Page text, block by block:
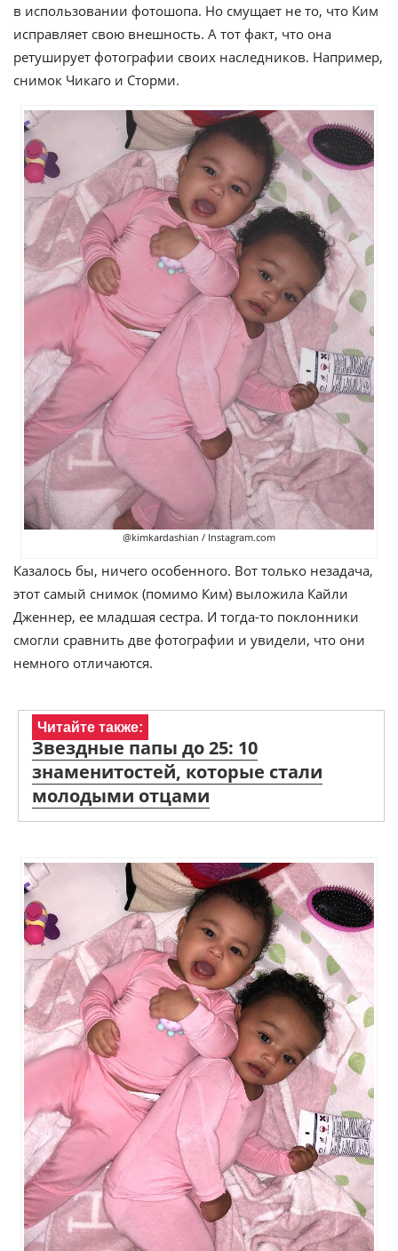
в использовании фотошопа. Но смущает не то, что Ким
исправляет свою внешность. А тот факт, что она
ретуширует фотографии своих наследников. Например,
снимок Чикаго и Сторми.
@kimkardashian / Instagram.com
Казалось бы, ничего особенного. Вот только незадача,
этот самый снимок (помимо Ким) выложила Кайли
Дженнер, ее младшая сестра. И тогда-то поклонники
смогли сравнить две фотографии и увидели, что они
немного отличаются.
Читайте также:
Звездные папы до 25: 10
знаменитостей, которые стали
молодыми отцами